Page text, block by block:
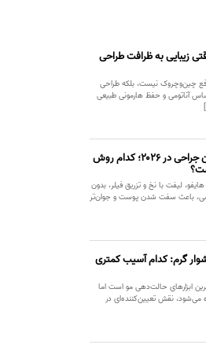
زیبایی به ظرافت طراحی
چین‌وچروک نیست، بلکه طراحی
آناتومی و حفظ هارمونی طبیعی
لیفت صورت بدون جراحی در ۲۰۲۶؛ کدام روش
لیفت با نخ و تزریق فیلر، بدون
باعث سفت شدن پوست و جوان‌تر
گرم: کدام آسیب کمتری
ابزارهای حالت‌دهی مو است اما
می‌شود، نقش تعیین‌کننده‌ای در